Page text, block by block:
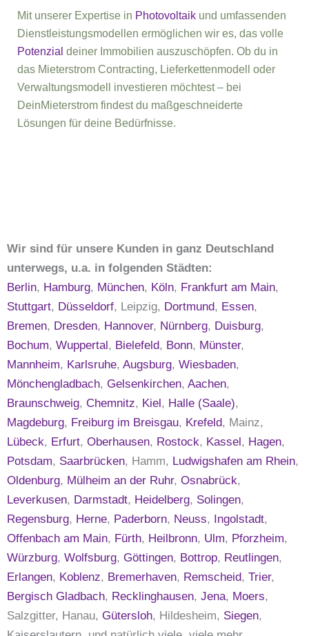
Mit unserer Expertise in Photovoltaik und umfassenden
Dienstleistungsmodellen ermöglichen wir es, das volle
Potenzial deiner Immobilien auszuschöpfen. Ob du in
das Mieterstrom Contracting, Lieferkettenmodell oder
Verwaltungsmodell investieren möchtest – bei
DeinMieterstrom findest du maßgeschneiderte
Lösungen für deine Bedürfnisse.
Wir sind für unsere Kunden in ganz Deutschland
unterwegs, u.a. in folgenden Städten:
Berlin, Hamburg, München, Köln, Frankfurt am Main,
Stuttgart, Düsseldorf, Leipzig, Dortmund, Essen,
Bremen, Dresden, Hannover, Nürnberg, Duisburg,
Bochum, Wuppertal, Bielefeld, Bonn, Münster,
Mannheim, Karlsruhe, Augsburg, Wiesbaden,
Mönchengladbach, Gelsenkirchen, Aachen,
Braunschweig, Chemnitz, Kiel, Halle (Saale),
Magdeburg, Freiburg im Breisgau, Krefeld, Mainz,
Lübeck, Erfurt, Oberhausen, Rostock, Kassel, Hagen,
Potsdam, Saarbrücken, Hamm, Ludwigshafen am Rhein,
Oldenburg, Mülheim an der Ruhr, Osnabrück,
Leverkusen, Darmstadt, Heidelberg, Solingen,
Regensburg, Herne, Paderborn, Neuss, Ingolstadt,
Offenbach am Main, Fürth, Heilbronn, Ulm, Pforzheim,
Würzburg, Wolfsburg, Göttingen, Bottrop, Reutlingen,
Erlangen, Koblenz, Bremerhaven, Remscheid, Trier,
Bergisch Gladbach, Recklinghausen, Jena, Moers,
Salzgitter, Hanau, Gütersloh, Hildesheim, Siegen,